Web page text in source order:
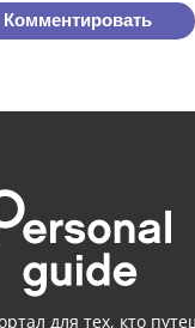
Комментировать
для тех, кто